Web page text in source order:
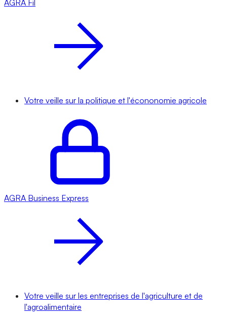
AGRA Fil
Votre veille sur la politique et l'écononomie agricole
AGRA Business Express
Votre veille sur les entreprises de l'agriculture et de
l'agroalimentaire